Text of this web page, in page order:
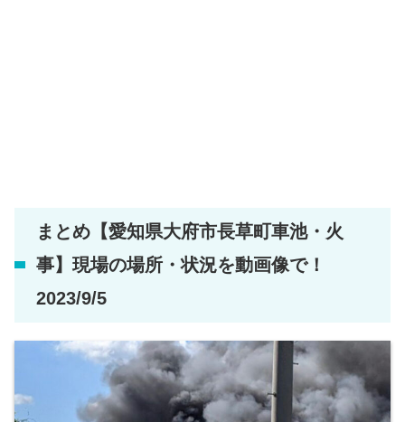
まとめ【愛知県大府市長草町車池・火
事】現場の場所・状況を動画像で！
2023/9/5